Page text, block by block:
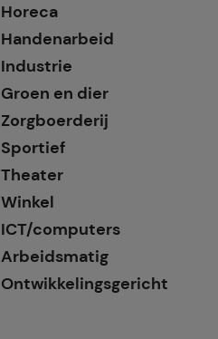
Horeca
Handenarbeid
Industrie
Groen en dier
Zorgboerderij
Sportief
Theater
Winkel
ICT/computers
Arbeidsmatig
Ontwikkelingsgericht